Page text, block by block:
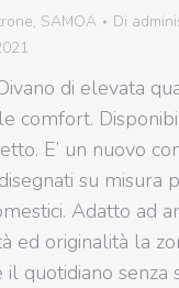
, SAMOA Di
di elevata
comfort.
E’ un nuovo
su misura
Adatto ad
ed originalità la
il quotidiano senza